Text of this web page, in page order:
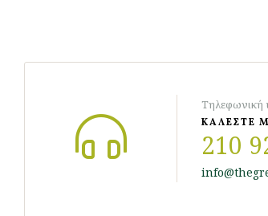
Τηλεφωνική
ΚΑΛΕΣΤΕ
210